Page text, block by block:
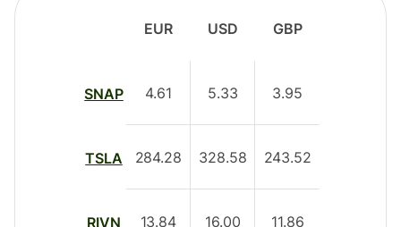
SNAP
TSLA
RIVN
EUR
4.61
284.28
13.84
USD
5.33
328.58
16.00
GBP
3.95
243.52
11.86